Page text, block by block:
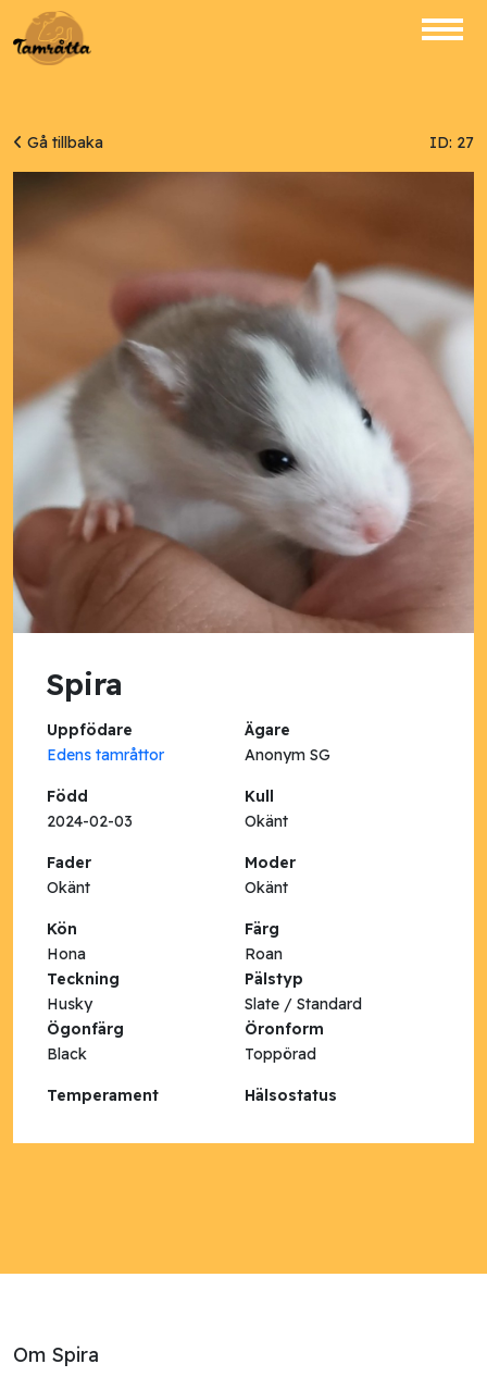
Gå tillbaka ID: 27
Spira
Uppfödare
Ägare
Edens tamråttor
Anonym SG
Född
Kull
2024-02-03
Okänt
Fader
Moder
Okänt
Okänt
Kön
Färg
Hona
Roan
Teckning
Pälstyp
Husky
Slate / Standard
Ögonfärg
Öronform
Black
Toppörad
Temperament Hälsostatus
Om Spira